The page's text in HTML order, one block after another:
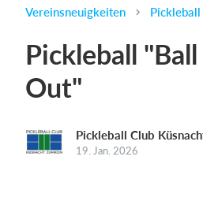
Funktionen
Homepage erstellen
Vereinsneuigkeiten
Pickleball
Out"
Pickleball Club
19. Jan. 2026